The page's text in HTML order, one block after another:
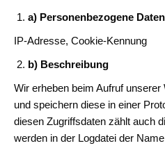
a) Personenbezogene Daten
IP-Adresse, Cookie-Kennung
b) Beschreibung
Wir erheben beim Aufruf
und speichern diese in einer
diesen Zugriffsdaten zählt auch
werden in der Logdatei der